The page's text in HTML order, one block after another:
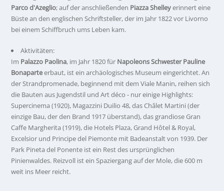
Parco d'Azeglio; auf der anschließenden Piazza Shelleyerinnert eine
Büste an den englischen Schriftsteller, der im Jahr 1822 vor Livorno
bei einem Schiffbruch ums Leben kam.
Aktivitäten:
Im Palazzo Paolina, im Jahr 1820 für Napoleons Schwester Pauline
Bonaparteerbaut, ist ein archäologisches Museum eingerichtet. An
der Strandpromenade, beginnend mit dem Viale Manin, reihen sich
die Bauten aus Jugendstil und Art déco - nur einige Highlights:
Supercinema (1920), Magazzini Duilio 48, das Châlet Martini (der
einzige Bau, der den Brand 1917 überstand), das grandiose Gran
Caffe Margherita (1919), die Hotels Plaza, Grand Hôtel & Royal,
Excelsior und Principe del Piemonte mit Badeanstalt von 1939. Der
Park Pineta del Ponente ist ein Rest des ursprünglichen
Pinienwaldes. Reizvoll ist ein Spaziergang auf der Mole, die 600 m
weit ins Meer reicht.